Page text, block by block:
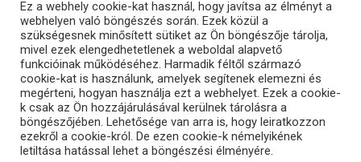
SzoftHub
Ez a webhely cookie-kat használ, hogy javítsa az élményt a
webhelyen való böngészés során. Ezek közül a
szükségesnek minősített sütiket az Ön böngészője tárolja,
mivel ezek elengedhetetlenek a weboldal alapvető
funkcióinak működéséhez. Harmadik féltől származó
cookie-kat is használunk, amelyek segítenek elemezni és
megérteni, hogyan használja ezt a webhelyet. Ezek a cookie-
k csak az Ön hozzájárulásával kerülnek tárolásra a
böngészőjében. Lehetősége van arra is, hogy leiratkozzon
ezekről a cookie-król. De ezen cookie-k némelyikének
letiltása hatással lehet a böngészési élményére.